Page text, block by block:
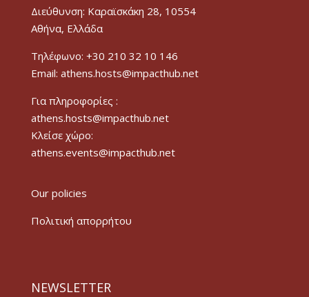
Διεύθυνση: Καραϊσκάκη 28, 10554
Αθήνα, Ελλάδα
Τηλέφωνο: +30 210 32 10 146
Email: athens.hosts@impacthub.net
Για πληροφορίες :
athens.hosts@impacthub.net
Κλείσε χώρο:
athens.events@impacthub.net
Our policies
Πολιτική απορρήτου
NEWSLETTER